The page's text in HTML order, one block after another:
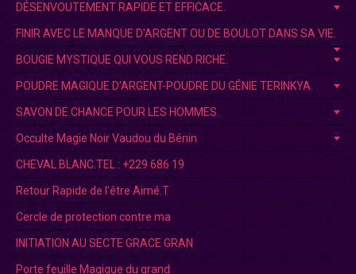
DÉSENVOUTEMENT RAPIDE ET EFFICACE.
FINIR AVEC LE MANQUE D'ARGENT OU DE BOULOT DANS SA VIE.
BOUGIE MYSTIQUE QUI VOUS REND RICHE.
POUDRE MAGIQUE D’ARGENT-POUDRE DU GÉNIE TERINKYA.
SAVON DE CHANCE POUR LES HOMMES.
Occulte Magie Noir Vaudou du Bénin
CHEVAL BLANC.TEL : +229 686 19
Retour Rapide de l'être Aimé.T
Cercle de protection contre ma
INITIATION AU SECTE GRACE GRAN
Porte feuille Magique du grand